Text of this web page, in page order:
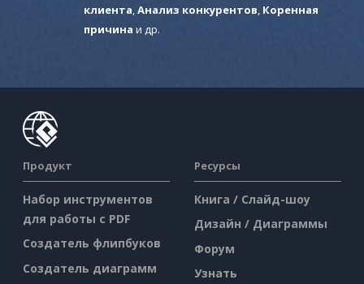
клиента Анализ конкурентов Коренная
причина и др.
Продукт
Набор инструментов
для работы с PDF
Создатель флипбуков
Создатель диаграмм
Ресурсы
Книга / Слайд-шоу
Дизайн / Диаграммы
Форум
Узнать